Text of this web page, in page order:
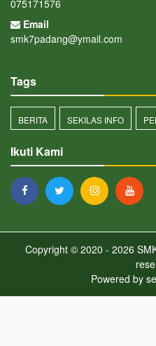
075171576
Email
smk7padang@ymail.com
Tags
BERITA SEKILAS INFO
Ikuti Kami
Copyright © 2020 - 2026
Powered by